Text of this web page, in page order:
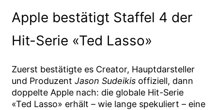
Apple bestätigt Staffel 4 der
Hit-Serie «Ted Lasso»
Zuerst bestätigte es Creator, Hauptdarsteller
und Produzent Jason Sudeikis offiziell, dann
doppelte Apple nach: die globale Hit-Serie
«Ted Lasso» erhält – wie lange spekuliert – eine